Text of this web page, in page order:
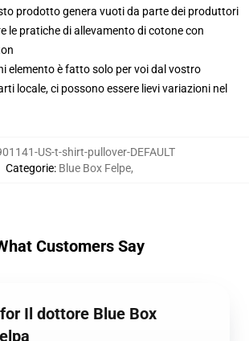
prodotto genera vuoti da parte dei produttori
le pratiche di allevamento di cotone con
elemento è fatto solo per voi dal vostro
locale, ci possono essere lievi variazioni nel
US-t-shirt-pullover-DEFAULT
Categorie: Blue Box Felpe,
Customers Say
Il dottore Blue Box